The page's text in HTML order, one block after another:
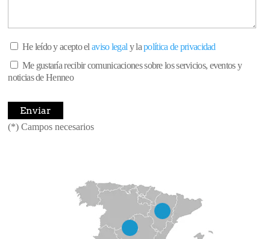
He leído y acepto elaviso legal y lapolítica de privacidad
Me gustaría recibir comunicaciones sobre los servicios, eventos y
noticias de Henneo
(*) Campos necesarios